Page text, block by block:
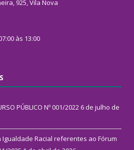
925, Vila Nova
às 13:00
PÚBLICO Nº 001/2022 6 de julho de
Igualdade Racial referentes ao Fórum